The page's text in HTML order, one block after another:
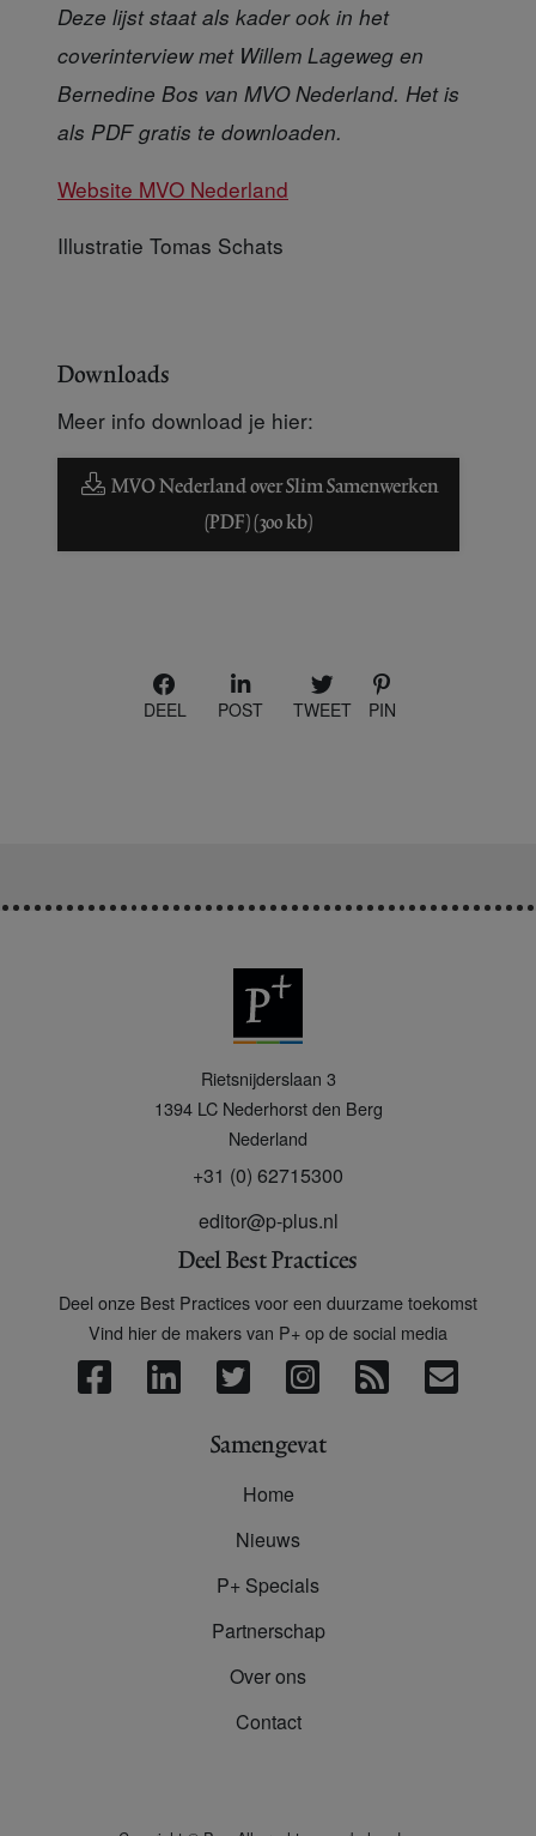
Deze lijst staat als kader ook in het
coverinterview met Willem Lageweg en
Bernedine Bos van MVO Nederland. Het is
als PDF gratis te downloaden.
Website MVO Nederland
Illustratie Tomas Schats
Downloads
Meer info download je hier:
MVO Nederland over Slim Samenwerken
(PDF) (300 kb)
DEEL POST TWEET PIN
Rietsnijderslaan 3
1394 LC Nederhorst den Berg
Nederland
+31 (0) 62715300
editor@p-plus.nl
Deel Best Practices
Deel onze Best Practices voor een duurzame toekomst
Vind hier de makers van P+ op de social media
Samengevat
Home
Nieuws
P+ Specials
Partnerschap
Over ons
Contact